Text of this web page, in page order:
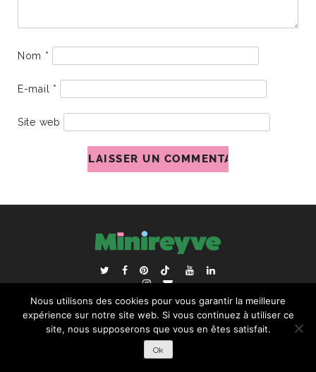
Nom *
E-mail *
Site web
ACCUEIL BLOGROLL
RECHERCHER :
Nous utilisons des cookies pour vous garantir la meilleure
expérience sur notre site web. Si vous continuez à utiliser ce
site, nous supposerons que vous en êtes satisfait.
Ok